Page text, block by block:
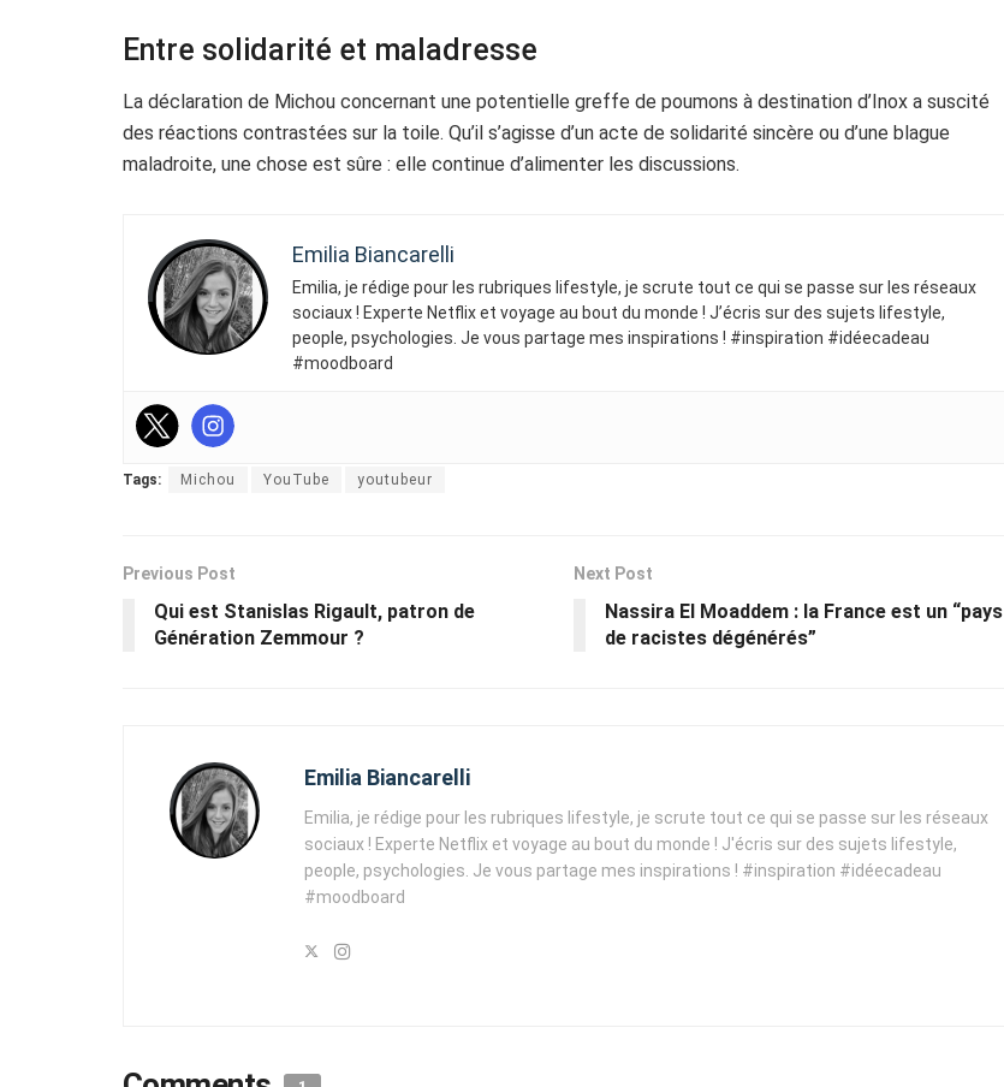
Entre solidarité et maladresse
La déclaration de Michou concernant une potentielle greffe de poumons à destination d’Inox a suscité
des réactions contrastées sur la toile. Qu’il s’agisse d’un acte de solidarité sincère ou d’une blague
maladroite, une chose est sûre : elle continue d’alimenter les discussions.
Emilia Biancarelli
Emilia, je rédige pour les rubriques lifestyle, je scrute tout ce qui se passe sur les réseaux
sociaux ! Experte Netflix et voyage au bout du monde ! J’écris sur des sujets lifestyle,
people, psychologies. Je vous partage mes inspirations ! #inspiration #idéecadeau
#moodboard
Tags: Michou YouTube youtubeur
Previous Post
Qui est Stanislas Rigault, patron de
Génération Zemmour ?
Next Post
Nassira El Moaddem : la France est un “pays
de racistes dégénérés”
Emilia Biancarelli
Emilia, je rédige pour les rubriques lifestyle, je scrute tout ce qui se passe sur les réseaux
sociaux ! Experte Netflix et voyage au bout du monde ! J'écris sur des sujets lifestyle,
people, psychologies. Je vous partage mes inspirations ! #inspiration #idéecadeau
#moodboard